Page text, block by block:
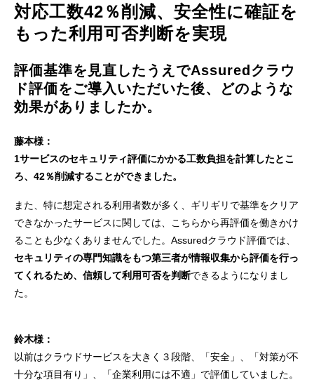
対応工数42％削減、安全性に確証を
もった利用可否判断を実現
評価基準を見直したうえでAssuredクラウ
ド評価をご導入いただいた後、どのような
効果がありましたか。
藤本様：
1サービスのセキュリティ評価にかかる工数負担を計算したとこ
ろ、42％削減することができました。
また、特に想定される利用者数が多く、ギリギリで基準をクリア
できなかったサービスに関しては、こちらから再評価を働きかけ
ることも少なくありませんでした。Assuredクラウド評価では、
セキュリティの専門知識をもつ第三者が情報収集から評価を行っ
てくれるため、信頼して利用可否を判断できるようになりまし
た。
鈴木様：
以前はクラウドサービスを大きく３段階、「安全」、「対策が不
十分な項目有り」、「企業利用には不適」で評価していました。